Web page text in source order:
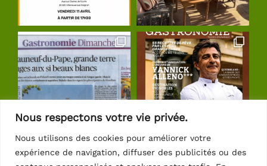
Nous respectons votre vie privée.
Nous utilisons des cookies pour améliorer votre
expérience de navigation, diffuser des publicités ou des